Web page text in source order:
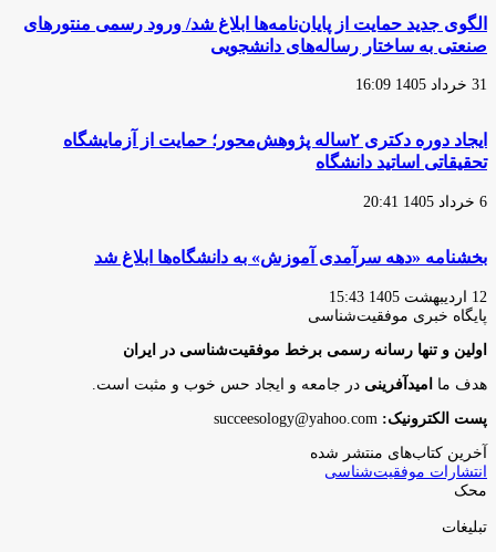
الگوی جدید حمایت از پایان‌نامه‌ها ابلاغ شد/ ورود رسمی منتور‌های
صنعتی به ساختار رساله‌های دانشجویی
31 خرداد 1405 16:09
ایجاد دوره‌ دکتری ۲ساله پژوهش‌محور؛ حمایت از آزمایشگاه
تحقیقاتی اساتید دانشگاه
6 خرداد 1405 20:41
بخشنامه «دهه سرآمدی آموزش» به دانشگاه‌ها ابلاغ شد
12 اردیبهشت 1405 15:43
پایگاه‌ خبری موفقیت‌شناسی
اولین و تنها رسانه رسمی برخط موفقیت‌شناسی در ایران
هدف ما امیدآفرینی در جامعه و ایجاد حس خوب و مثبت است.
پست الکترونیک:
آخرین کتاب‌های منتشر شده
انتشارات موفقیت‌شناسی
محک
تبلیغات